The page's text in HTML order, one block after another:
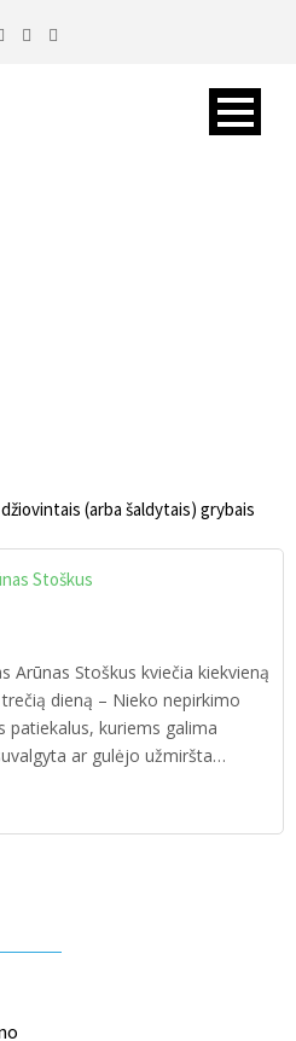
Arūnas Stoškus kviečia kiekvieną
dieną – Nieko nepirkimo
patiekalus, kuriems galima
ar gulėjo užmiršta…